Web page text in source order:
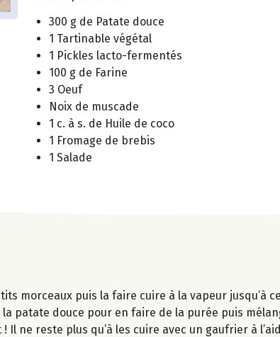
300 g de Patate douce
1 Tartinable végétal
1 Pickles lacto-fermentés
100 g de Farine
3 Oeuf
Noix de muscade
1 c. à s. de Huile de coco
1 Fromage de brebis
1 Salade
morceaux puis la faire cuire à la vapeur jusqu’à
patate douce pour en faire de la purée puis
Il ne reste plus qu’à les cuire avec un gaufrier à